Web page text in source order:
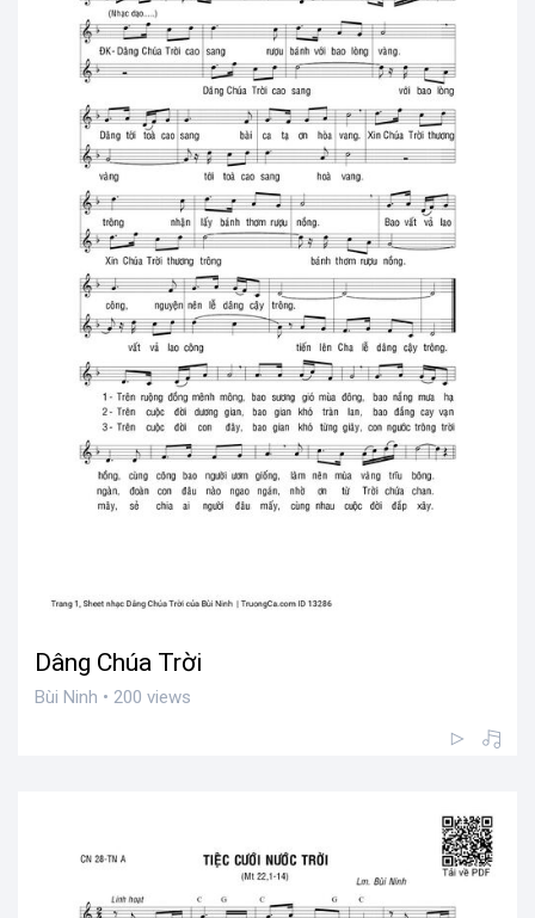
Dâng Chúa Trời
Bùi Ninh • 200 views